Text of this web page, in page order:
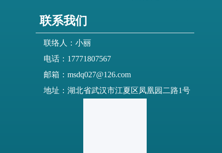
联系我们
联络人：小丽
电话：17771807567
邮箱：msdq027@126.com
地址：湖北省武汉市江夏区凤凰园二路1号